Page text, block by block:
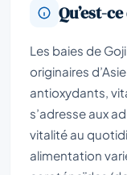
Qu’est-
Les baies de
originaires
antioxydants,
s’adresse aux
vitalité au
alimentation